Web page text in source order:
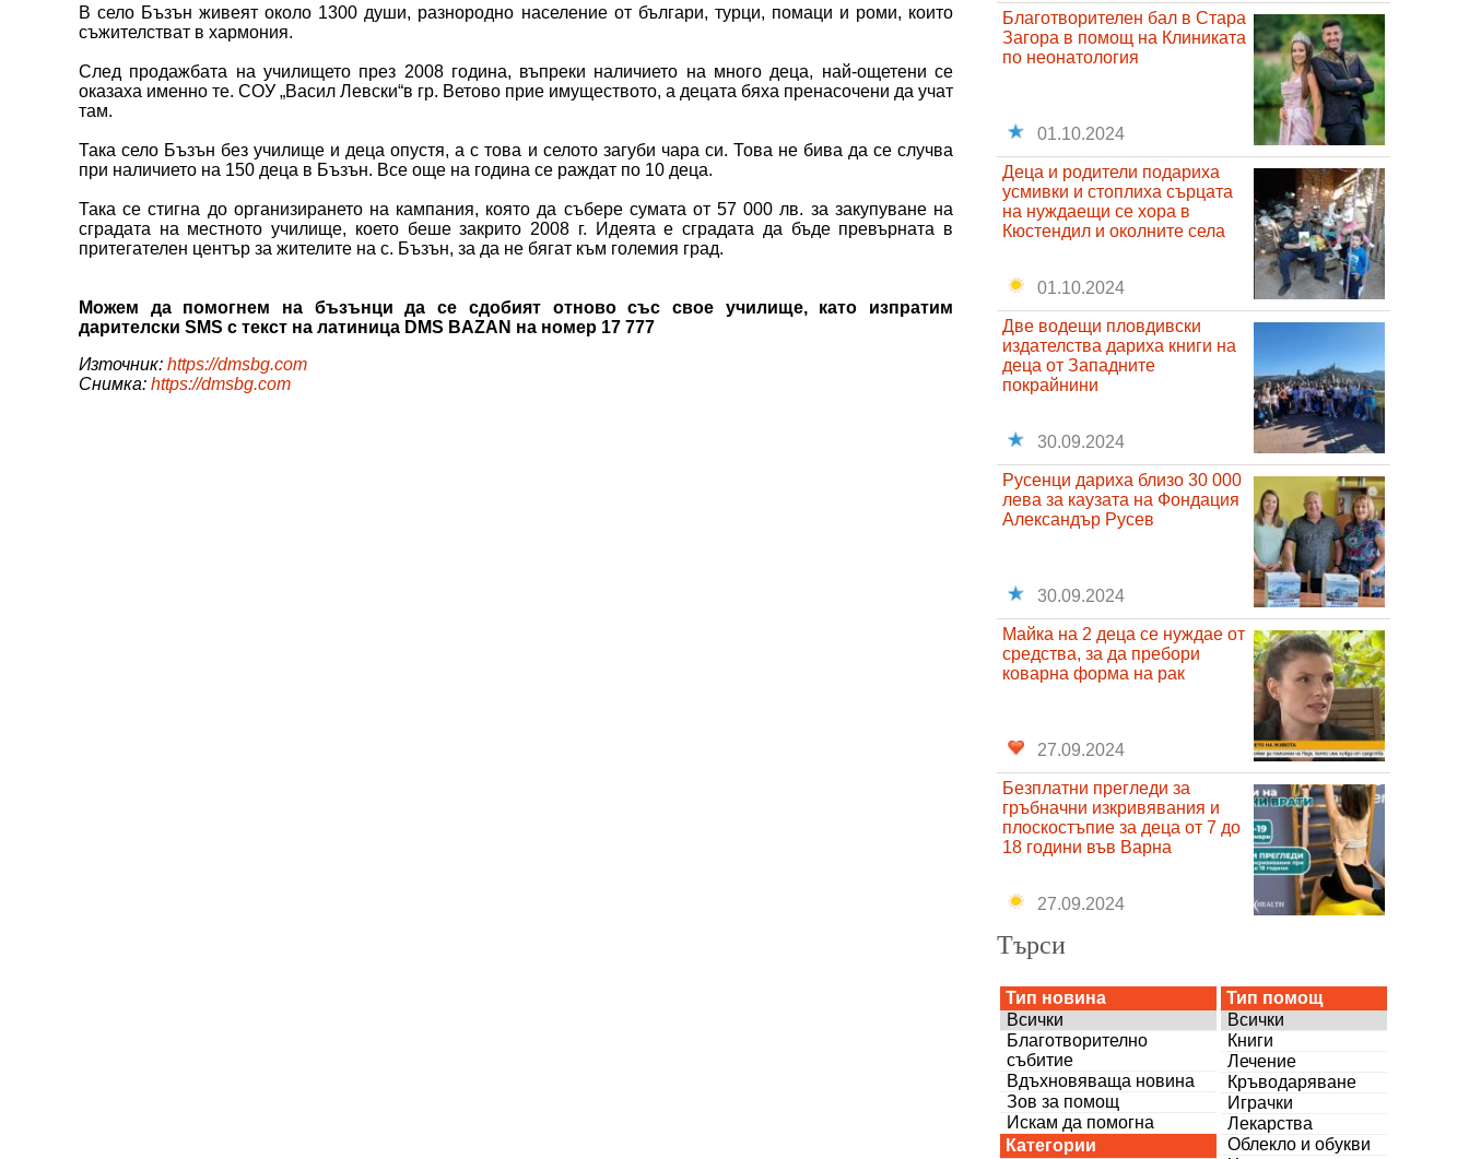
В село Бъзън живеят около 1300 души, разнородно население от българи, турци, помаци и роми, които
съжителстват в хармония.
След продажбата на училището през 2008 година, въпреки наличието на много деца, най-ощетени се
оказаха именно те. СОУ „Васил Левски“в гр. Ветово прие имуществото, а децата бяха пренасочени да учат
там.
Така село Бъзън без училище и деца опустя, а с това и селото загуби чара си. Това не бива да се случва
при наличието на 150 деца в Бъзън. Все още на година се раждат по 10 деца.
Така се стигна до организирането на кампания, която да събере сумата от 57 000 лв. за закупуване на
сградата на местното училище, което беше закрито 2008 г. Идеята е сградата да бъде превърната в
притегателен център за жителите на с. Бъзън, за да не бягат към големия град.
Можем да помогнем на бъзънци да се сдобият отново със свое училище, като изпратим
дарителски SMS с текст на латиница DMS BAZAN на номер 17 777
Източник: https://dmsbg.com
Снимка: https://dmsbg.com
Благотворителен бал в Стара
Загора в помощ на Клиниката
по неонатология
01.10.2024
Деца и родители подариха
усмивки и стоплиха сърцата
на нуждаещи се хора в
Кюстендил и околните села
01.10.2024
Две водещи пловдивски
издателства дариха книги на
деца от Западните
покрайнини
30.09.2024
Русенци дариха близо 30 000
лева за каузата на Фондация
Александър Русев
30.09.2024
Майка на 2 деца се нуждае от
средства, за да пребори
коварна форма на рак
27.09.2024
Безплатни прегледи за
гръбначни изкривявания и
плоскостъпие за деца от 7 до
18 години във Варна
27.09.2024
Търси
Тип новина
Всички
Благотворително
събитие
Вдъхновяваща новина
Зов за помощ
Искам да помогна
Категории
Тип помощ
Всички
Книги
Лечение
Кръводаряване
Играчки
Лекарства
Облекло и обукви